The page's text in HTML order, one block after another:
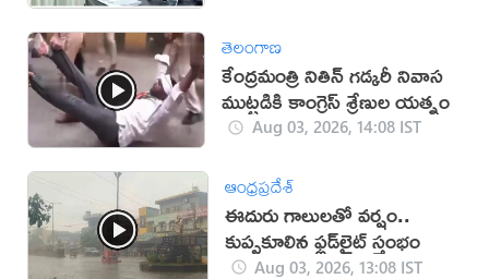
తెలంగాణ
కేంద్రమంత్రి నితిన్ గడ్కరీ నివాస
ముట్టడికి కాంగ్రెస్ శ్రేణుల యత్నం
Aug 03, 2026, 14:08 IST
ఆంధ్రప్రదేశ్
ఈదురు గాలులతో వర్షం..
కుప్పకూలిన ఫ్లడ్‌లైట్‌ స్తంభం
Aug 03, 2026, 13:08 IST